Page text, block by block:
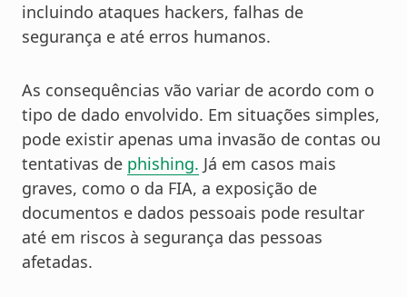
incluindo ataques hackers, falhas de
segurança e até erros humanos.
As consequências vão variar de acordo com o
tipo de dado envolvido. Em situações simples,
pode existir apenas uma invasão de contas ou
tentativas de phishing. Já em casos mais
graves, como o da FIA, a exposição de
documentos e dados pessoais pode resultar
até em riscos à segurança das pessoas
afetadas.